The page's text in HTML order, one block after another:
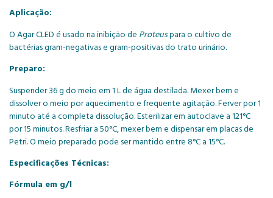
Aplicação:
O Agar CLED é usado na inibição de Proteuspara o cultivo de
bactérias gram-negativas e gram-positivas do trato urinário.
Preparo:
Suspender 36 g do meio em 1 L de água destilada. Mexer bem e
dissolver o meio por aquecimento e frequente agitação. Ferver por 1
minuto até a completa dissolução. Esterilizar em autoclave a 121°C
por 15 minutos. Resfriar a 50°C, mexer bem e dispensar em placas de
Petri. O meio preparado pode ser mantido entre 8°C a 15°C.
Especificações Técnicas:
Fórmula em g/l